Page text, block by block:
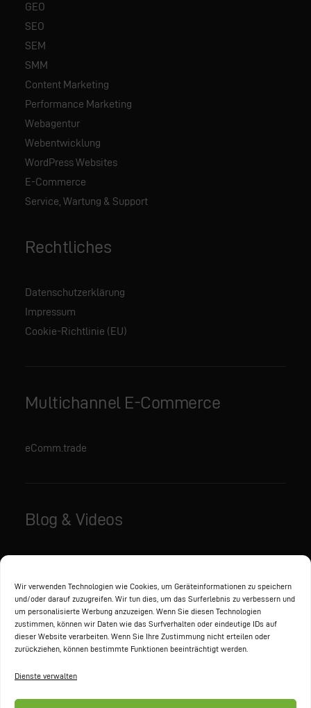
Wir verwenden Technologien wie Cookies, um Geräteinformationen zu speichern
und/oder darauf zuzugreifen. Wir tun dies, um das Surferlebnis zu verbessern und
um personalisierte Werbung anzuzeigen. Wenn Sie diesen Technologien
zustimmen, können wir Daten wie das Surfverhalten oder eindeutige IDs auf
dieser Website verarbeiten. Wenn Sie Ihre Zustimmung nicht erteilen oder
zurückziehen, können bestimmte Funktionen beeinträchtigt werden.
Dienste verwalten
GEO
SEO
SEM
SMM
Content Marketing
Performance Marketing
Webagentur
Webentwicklung
WordPress Websites
E-Commerce
Service, Wartung & Support
Rechtliches
Datenschutzerklärung
Impressum
Cookie-Richtlinie (EU)
Multichannel E-Commerce
eComm.trade
Blog & Videos
Videos
Partner